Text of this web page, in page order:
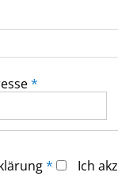
*
*
Ich